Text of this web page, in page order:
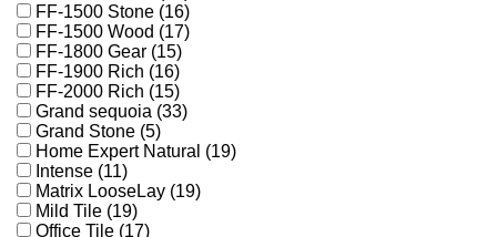
FF-1500 Stone (16)
FF-1500 Wood (17)
FF-1800 Gear (15)
FF-1900 Rich (16)
FF-2000 Rich (15)
Grand sequoia (33)
Grand Stone (5)
Home Expert Natural (19)
Intense (11)
Matrix LooseLay (19)
Mild Tile (19)
Office Tile (17)